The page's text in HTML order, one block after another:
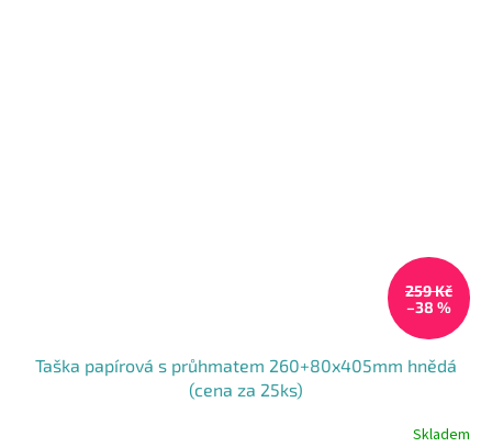
259 Kč
–38 %
Taška papírová s průhmatem 260+80x405mm hnědá
(cena za 25ks)
Skladem